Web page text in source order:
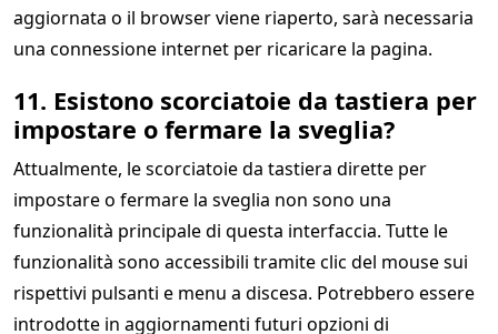
aggiornata o il browser viene riaperto, sarà necessaria
una connessione internet per ricaricare la pagina.
11. Esistono scorciatoie da tastiera per
impostare o fermare la sveglia?
Attualmente, le scorciatoie da tastiera dirette per
impostare o fermare la sveglia non sono una
funzionalità principale di questa interfaccia. Tutte le
funzionalità sono accessibili tramite clic del mouse sui
rispettivi pulsanti e menu a discesa. Potrebbero essere
introdotte in aggiornamenti futuri opzioni di